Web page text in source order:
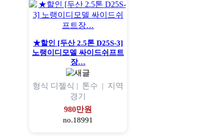
★할인 [두산 2.5톤 D25S-3]
노랭이디모델 싸이드쉬프트
장…
형식 디젤식 | 톤수 | 지역
경기
980만원
no.18991